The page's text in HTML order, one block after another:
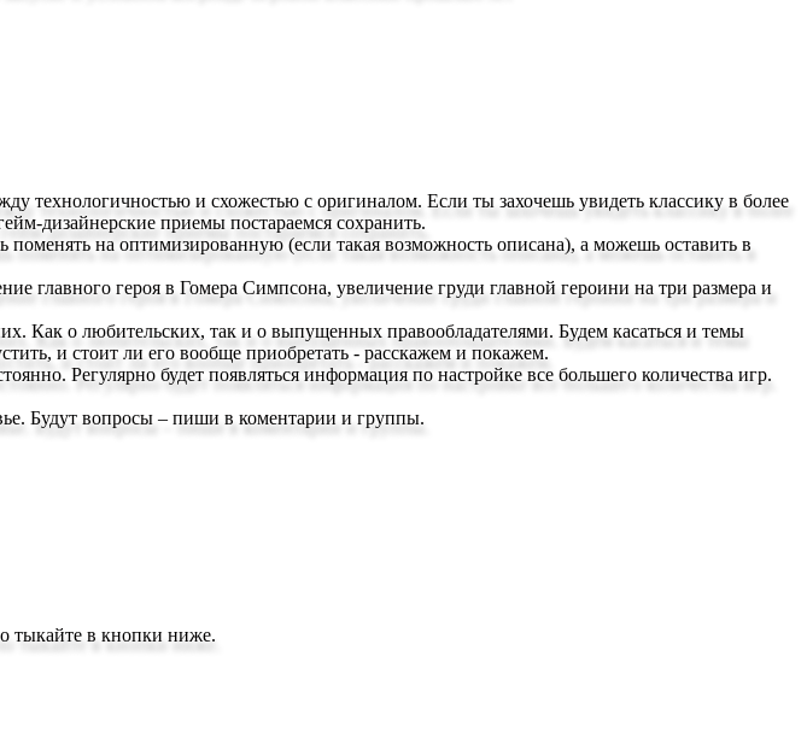
и схожестью с оригиналом. Если ты захочешь увидеть классику в более
дизайнерские приемы постараемся сохранить.
на оптимизированную (если такая возможность описана), а можешь оставить в
героя в Гомера Симпсона, увеличение груди главной героини на три размера и
Как о любительских, так и о выпущенных правообладателями. Будем касаться и темы
и стоит ли его вообще приобретать - расскажем и покажем.
Регулярно будет появляться информация по настройке все большего количества игр.
Будут вопросы – пиши в коментарии и группы.
тыкайте в кнопки ниже.